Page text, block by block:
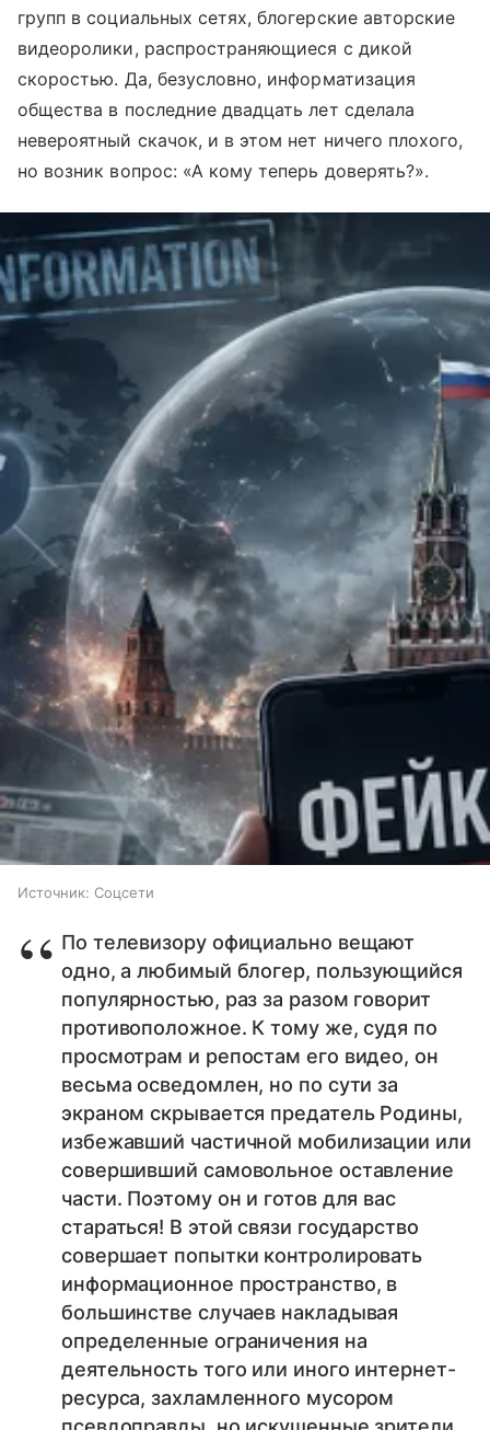
групп в социальных сетях, блогерские авторские
видеоролики, распространяющиеся с дикой
скоростью. Да, безусловно, информатизация
общества в последние двадцать лет сделала
невероятный скачок, и в этом нет ничего плохого,
но возник вопрос: «А кому теперь доверять?».
Источник: Соцсети
По телевизору официально вещают
одно, а любимый блогер, пользующийся
популярностью, раз за разом говорит
противоположное. К тому же, судя по
просмотрам и репостам его видео, он
весьма осведомлен, но по сути за
экраном скрывается предатель Родины,
избежавший частичной мобилизации или
совершивший самовольное оставление
части. Поэтому он и готов для вас
стараться! В этой связи государство
совершает попытки контролировать
информационное пространство, в
большинстве случаев накладывая
определенные ограничения на
деятельность того или иного интернет-
ресурса, захламленного мусором